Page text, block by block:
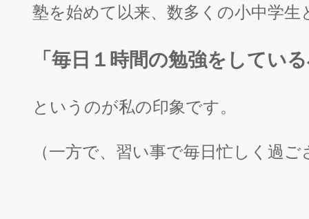
塾を始めて以来、数多くの小中学
「毎日１時間の勉強をしてい
というのが私の印象です。
（一方で、習い事で毎日忙しく過